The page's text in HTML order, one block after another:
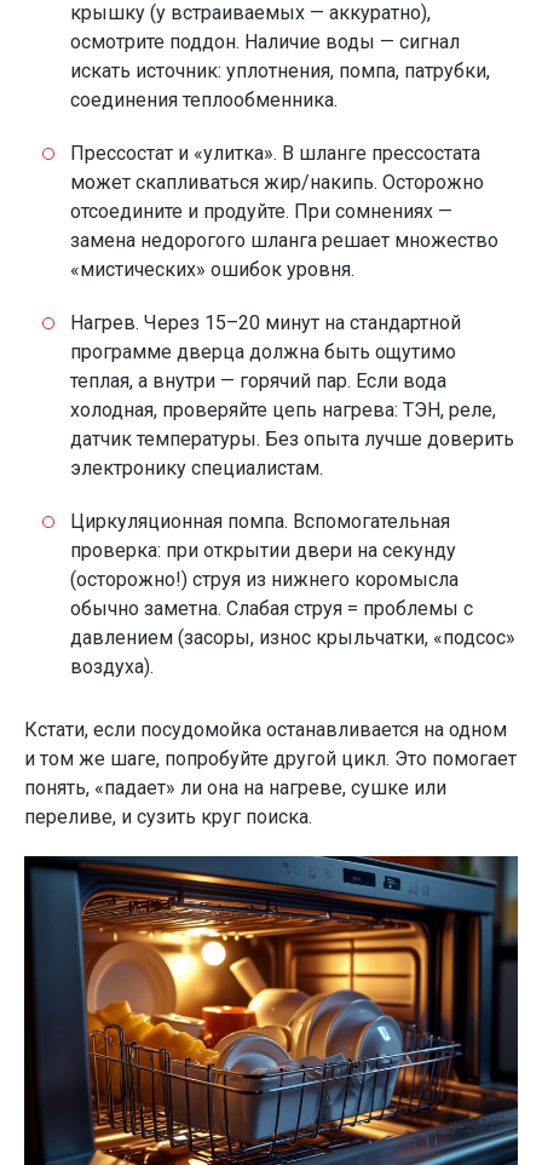
крышку (у встраиваемых — аккуратно),
осмотрите поддон. Наличие воды — сигнал
искать источник: уплотнения, помпа, патрубки,
соединения теплообменника.
Прессостат и «улитка». В шланге прессостата
может скапливаться жир/накипь. Осторожно
отсоедините и продуйте. При сомнениях —
замена недорогого шланга решает множество
«мистических» ошибок уровня.
Нагрев. Через 15–20 минут на стандартной
программе дверца должна быть ощутимо
теплая, а внутри — горячий пар. Если вода
холодная, проверяйте цепь нагрева: ТЭН, реле,
датчик температуры. Без опыта лучше доверить
электронику специалистам.
Циркуляционная помпа. Вспомогательная
проверка: при открытии двери на секунду
(осторожно!) струя из нижнего коромысла
обычно заметна. Слабая струя = проблемы с
давлением (засоры, износ крыльчатки, «подсос»
воздуха).
Кстати, если посудомойка останавливается на одном
и том же шаге, попробуйте другой цикл. Это помогает
понять, «падает» ли она на нагреве, сушке или
переливе, и сузить круг поиска.